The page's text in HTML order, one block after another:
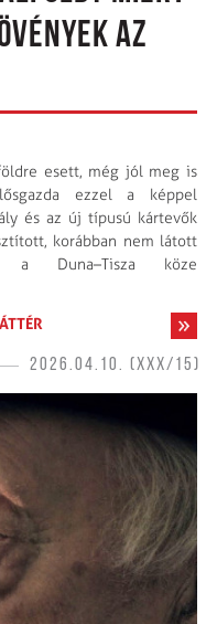
AZ
esett, még jól meg is
ezzel a képpel
és az új típusú kártevők
korábban nem látott
Duna–Tisza köze
2026.04.10. (XXX/15)